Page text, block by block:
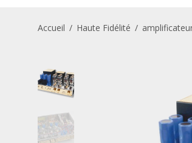
Accueil / Haute Fidélité /